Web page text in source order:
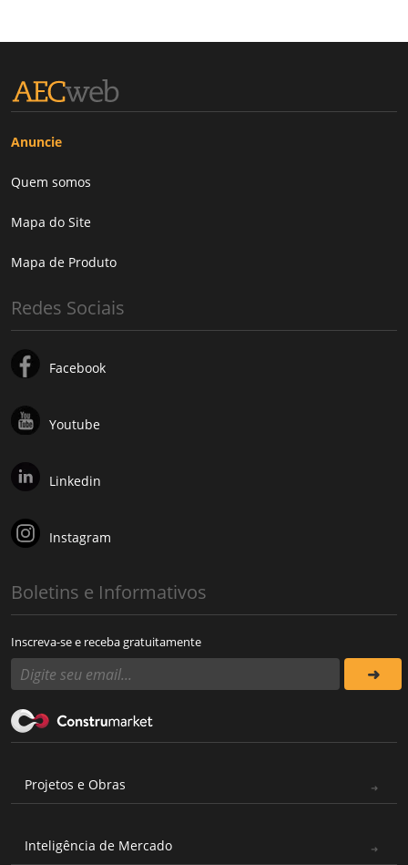
Anuncie
Quem somos
Mapa do Site
Mapa de Produto
Redes Sociais
Facebook
Youtube
Linkedin
Instagram
Boletins e Informativos
Inscreva-se e receba gratuitamente
Projetos e Obras
Inteligência de Mercado